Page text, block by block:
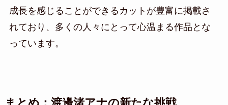
成長を感じることができるカットが豊富に掲載さ
れており、多くの人々にとって心温まる作品とな
っています。